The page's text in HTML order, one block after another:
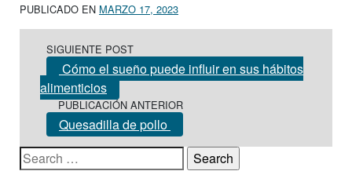
PUBLICADO EN MARZO 17, 2023
SIGUIENTE POST
Cómo el sueño puede influir en sus hábitos
alimenticios
PUBLICACIÓN ANTERIOR
Quesadilla de pollo
Search for: